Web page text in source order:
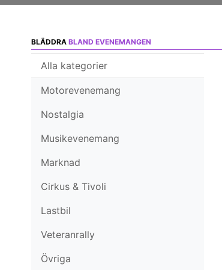
BLÄDDRA BLAND EVENEMANGEN
Alla kategorier
Motorevenemang
Nostalgia
Musikevenemang
Marknad
Cirkus & Tivoli
Lastbil
Veteranrally
Övriga